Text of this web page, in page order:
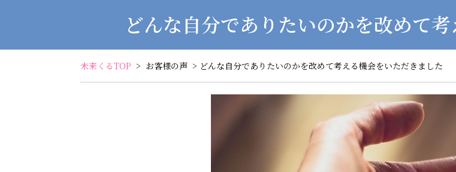
どんな自分でありたいのかを改めて
未来くるTOP > お客様の声 > どんな自分でありたいのかを改めて考える機会をいただきました